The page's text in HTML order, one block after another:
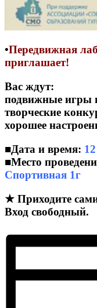
•Передвижная
приглашает!
Вас ждут:
подвижные игры
творческие
хорошее
■Дата и время:
■Место
Спортивная 1г
★ Приходите
Вход свободный.